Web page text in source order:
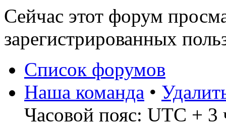
Сейчас этот форум
зарегистрированных
Список форумов
Наша команда •
Часовой пояс: UTC + 3